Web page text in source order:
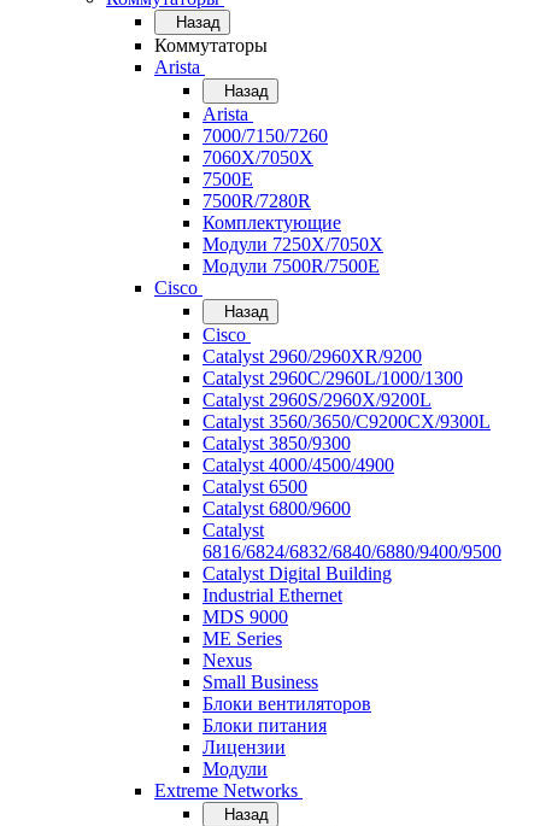
Назад
Коммутаторы
Arista
Назад
Arista
7000/7150/7260
7060X/7050X
7500E
7500R/7280R
Комплектующие
Модули 7250X/7050X
Модули 7500R/7500E
Cisco
Назад
Cisco
Catalyst 2960/2960XR/9200
Catalyst 2960C/2960L/1000/1300
Catalyst 2960S/2960X/9200L
Catalyst 3560/3650/C9200CX/9300L
Catalyst 3850/9300
Catalyst 4000/4500/4900
Catalyst 6500
Catalyst 6800/9600
Catalyst
6816/6824/6832/6840/6880/9400/9500
Catalyst Digital Building
Industrial Ethernet
MDS 9000
ME Series
Nexus
Small Business
Блоки вентиляторов
Блоки питания
Лицензии
Модули
Extreme Networks
Назад